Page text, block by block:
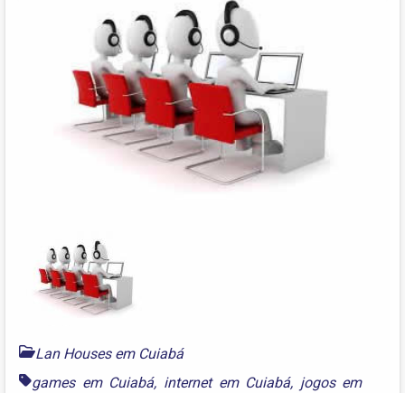
Lan Houses em Cuiabá
games em Cuiabá, internet em Cuiabá, jogos em